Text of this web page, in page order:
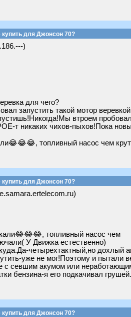
купить для Джонсон 70?
)
для чего?
запустить такой мотор
втроем
т никаких чихов-пыхов!Пока
топливный насос чем
купить для Джонсон 70?
топливный насос чем
У Движка естественно)
четырехтактный,но дохлый
уже не мог!Поэтому и пытали
с севшим акумом или
бензина-я его подкачивал грушей.
купить для Джонсон 70?